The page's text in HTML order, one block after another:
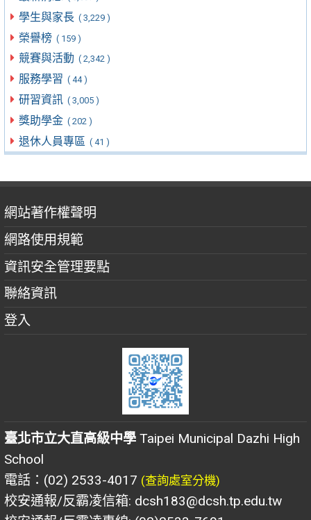
學生與家長 ( 3,229 )
榮譽榜 ( 159 )
競賽與活動 ( 2,342 )
服務學習 ( 44 )
研習資訊 ( 3,005 )
獎助學金 ( 202 )
退休人員專區 ( 41 )
網站著作權聲明
網路使用規範
資訊安全管理要點
聯絡資訊
登入
臺北市立大直高級中學 Taipei Municipal Dazhi High
School
電話：(02) 2533-4017 (查詢處室分機)
校安通報/反霸凌信箱: dcsh183@dcsh.tp.edu.tw